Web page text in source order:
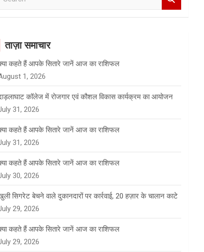
ताज़ा समाचार
कहते हैं आपके सितारे जानें आज का राशिफल
1, 2026
कॉलेज में रोजगार एवं कौशल विकास कार्यक्रम का आयोजन
31, 2026
कहते हैं आपके सितारे जानें आज का राशिफल
31, 2026
कहते हैं आपके सितारे जानें आज का राशिफल
30, 2026
सिगरेट बेचने वाले दुकानदारों पर कार्रवाई, 20 हज़ार के चालान काटे
29, 2026
कहते हैं आपके सितारे जानें आज का राशिफल
29, 2026